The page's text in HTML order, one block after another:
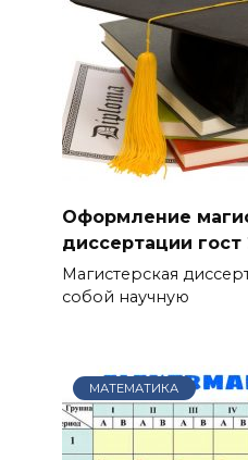
Оформление
диссертации гост
Магистерская
собой научную
МАТЕМАТИКА